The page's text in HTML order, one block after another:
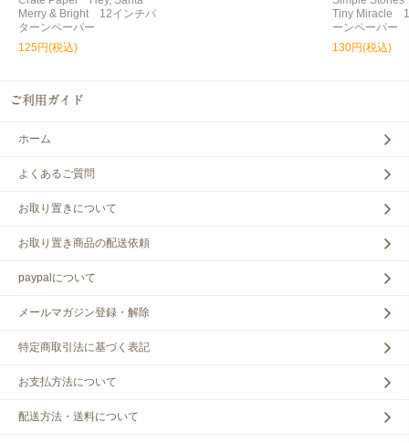
Merry & Bright 12インチパ
ターンペーパー
125円(税込)
Tiny Miracle
ーンペーパー
130円(税込)
ホーム
よくあるご質問
お取り置きについて
お取り置き商品の配送依頼
paypalについて
メールマガジン登録・解除
特定商取引法に基づく表記
お支払方法について
配送方法・送料について